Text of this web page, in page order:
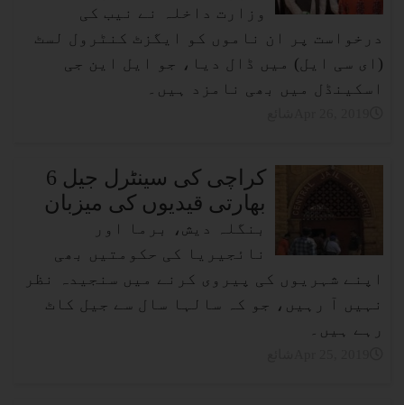
وزارت داخلہ نے نیب کی
درخواست پر ان ناموں کو ایگزٹ کنٹرول لسٹ
(ای سی ایل) میں ڈال دیا، جو ایل این جی
اسکینڈل میں بھی نامزد ہیں۔
کراچی کی سینٹرل جیل 6
بھارتی قیدیوں کی میزبان
بنگلہ دیش، برما اور
نائجیریا کی حکومتیں بھی
اپنے شہریوں کی پیروی کرنے میں سنجیدہ نظر
نہیں آ رہیں، جو کہ سالہا سال سے جیل کاٹ
رہے ہیں۔